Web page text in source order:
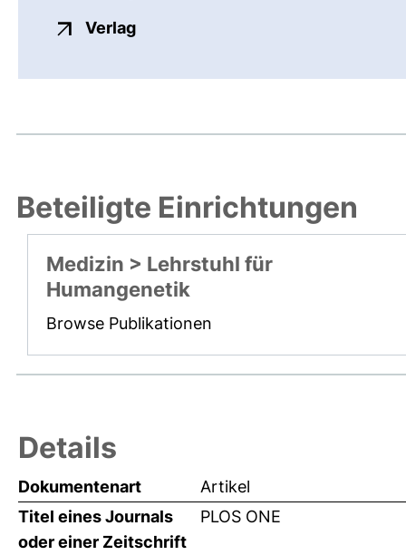
Verlagexterner Link, öffnet neues
Beteiligte Einrichtungen
Medizin > Lehrstuhl für
Humangenetik
Browse Publikationen
Details
Dokumentenart
Artikel
Titel eines Journals
oder einer Zeitschrift
PLOS ONE